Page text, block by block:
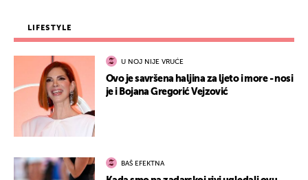
LIFESTYLE
U NOJ NIJE VRUĆE
Ovo je savršena haljina za ljeto i more - nosi
je i Bojana Gregorić Vejzović
BAŠ EFEKTNA